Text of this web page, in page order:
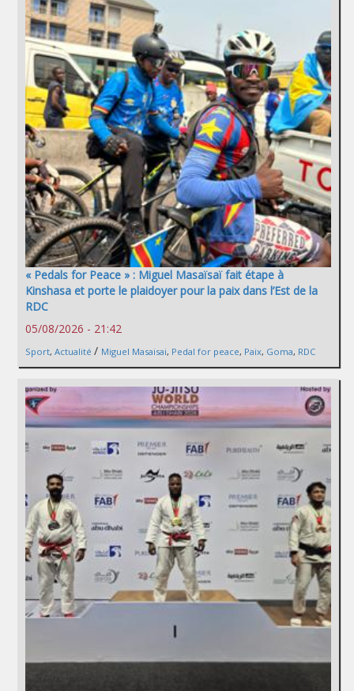
« Pedals for Peace » : Miguel Masaïsaï fait étape à
Kinshasa et porte le plaidoyer pour la paix dans l’Est de la
RDC
05/08/2026 - 21:42
Sport, Actualité / Miguel Masaisai, Pedal for peace, Paix, Goma, RDC